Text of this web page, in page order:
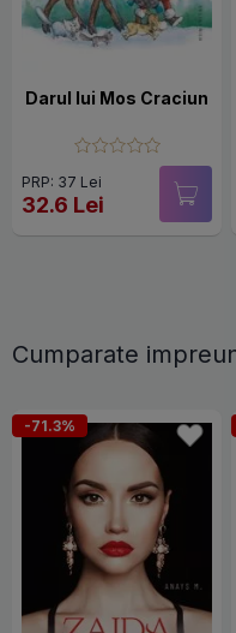
Darul lui Mos Craciun
PRP: 37 Lei
32.6 Lei
Cumparate
-71.3%